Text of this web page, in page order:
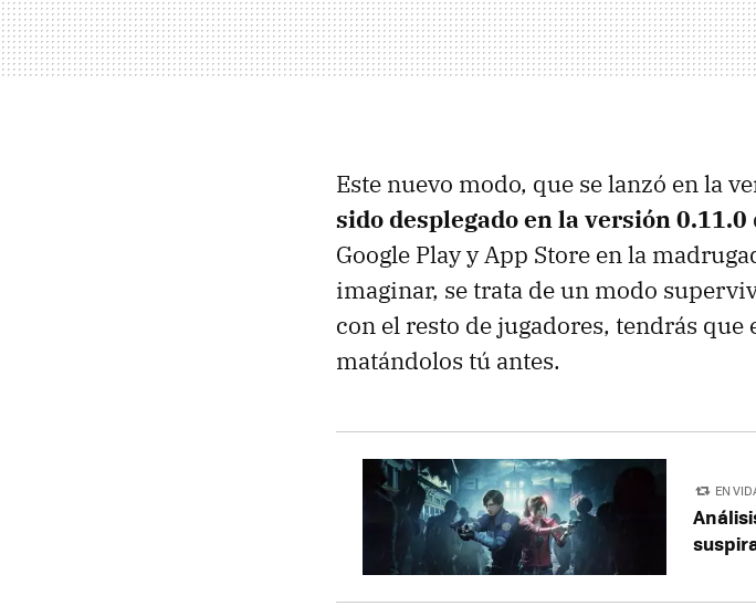
Este nuevo modo, que se lanzó en la
sido desplegado en la versión 0.11.0
Google Play y App Store en la
imaginar, se trata de un modo
con el resto de jugadores, tendrás
matándolos tú antes.
EN